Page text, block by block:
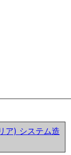
ア) システム造